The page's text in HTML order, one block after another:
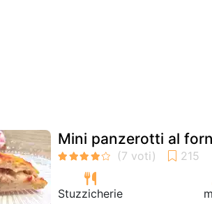
Mini panzerotti al
Stuzzicherie